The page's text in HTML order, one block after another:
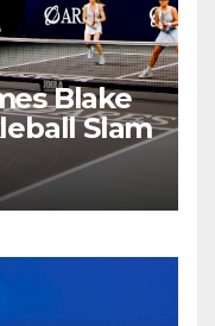
Blake
Slam